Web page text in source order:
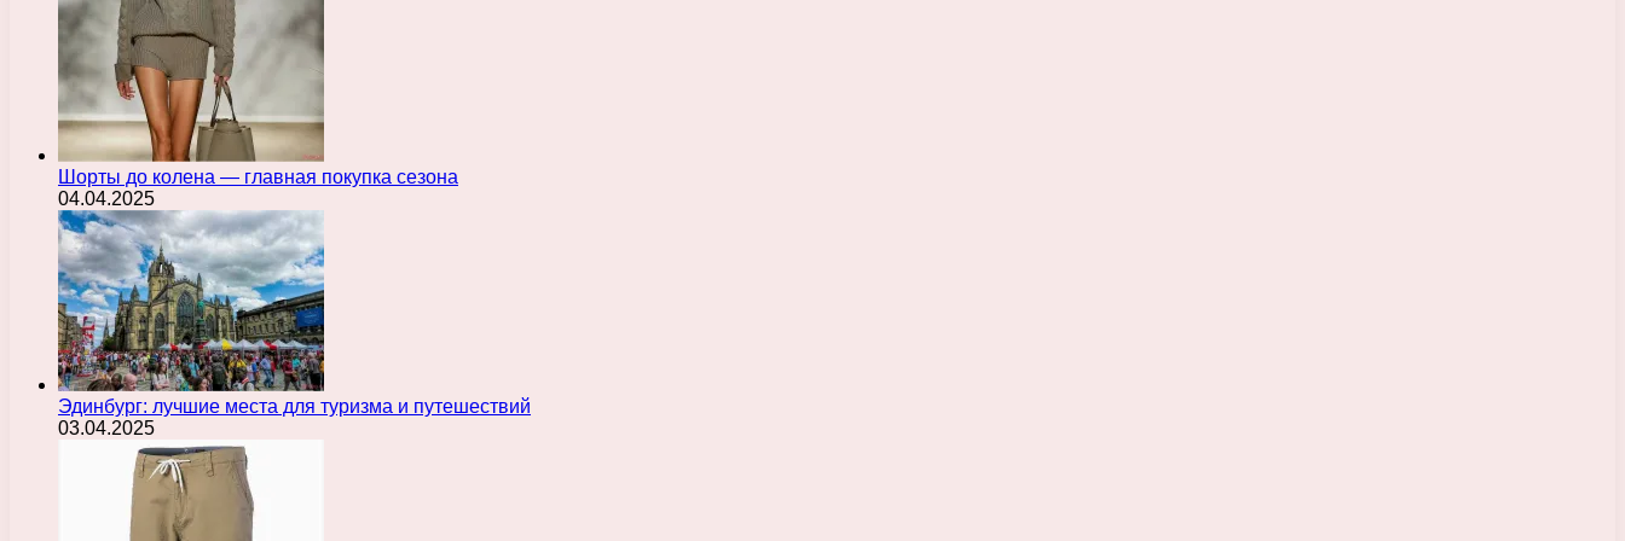
Шорты до колена — главная покупка сезона
04.04.2025
Эдинбург: лучшие места для туризма и путешествий
03.04.2025